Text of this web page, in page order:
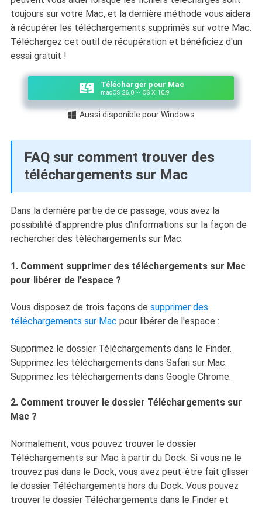
toujours sur votre Mac, et la dernière méthode vous aidera
à récupérer les téléchargements supprimés sur votre Mac.
Téléchargez cet outil de récupération et bénéficiez d'un
essai gratuit !
Télécharger pour Mac
macOS 26.0 ~ OS X 10.9
 Aussi disponible pour Windows
FAQ sur comment trouver des
téléchargements sur Mac
Dans la dernière partie de ce passage, vous avez la
possibilité d'apprendre plus d'informations sur la façon de
rechercher des téléchargements sur Mac.
1. Comment supprimer des téléchargements sur Mac
pour libérer de l'espace ?
Vous disposez de trois façons de supprimer des
téléchargements sur Mac pour libérer de l'espace :
Supprimez le dossier Téléchargements dans le Finder.
Supprimez les téléchargements dans Safari sur Mac.
Supprimez les téléchargements dans Google Chrome.
2. Comment trouver le dossier Téléchargements sur
Mac ?
Normalement, vous pouvez trouver le dossier
Téléchargements sur Mac à partir du Dock. Si vous ne le
trouvez pas dans le Dock, vous avez peut-être fait glisser
le dossier Téléchargements hors du Dock. Vous pouvez
trouver le dossier Téléchargements dans le Finder et